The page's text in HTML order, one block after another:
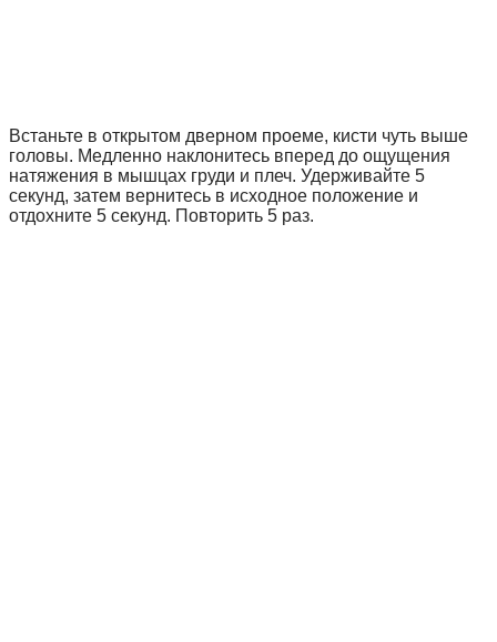
Встаньте в открытом дверном проеме, кисти чуть выше
головы. Медленно наклонитесь вперед до ощущения
натяжения в мышцах груди и плеч. Удерживайте 5
секунд, затем вернитесь в исходное положение и
отдохните 5 секунд. Повторить 5 раз.